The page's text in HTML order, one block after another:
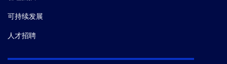
可持续发展
人才招聘